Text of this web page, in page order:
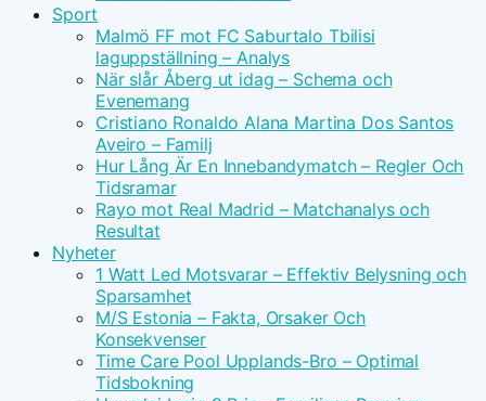
Sport
Malmö FF mot FC Saburtalo Tbilisi
laguppställning – Analys
När slår Åberg ut idag – Schema och
Evenemang
Cristiano Ronaldo Alana Martina Dos Santos
Aveiro – Familj
Hur Lång Är En Innebandymatch – Regler Och
Tidsramar
Rayo mot Real Madrid – Matchanalys och
Resultat
Nyheter
1 Watt Led Motsvarar – Effektiv Belysning och
Sparsamhet
M/S Estonia – Fakta, Orsaker Och
Konsekvenser
Time Care Pool Upplands-Bro – Optimal
Tidsbokning